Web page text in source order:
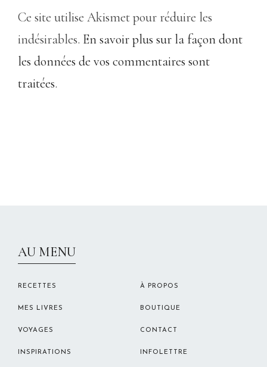
Ce site utilise Akismet pour réduire les
indésirables. En savoir plus sur la façon dont
les données de vos commentaires sont
traitées.
AU MENU
RECETTES
MES LIVRES
VOYAGES
INSPIRATIONS
À PROPOS
BOUTIQUE
CONTACT
INFOLETTRE